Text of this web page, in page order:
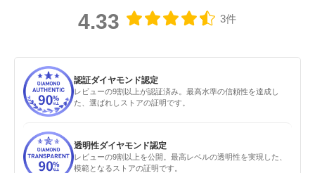
4.33 3件
認証ダイヤモンド認定
レビューの9割以上が認証済み。最高水準の信頼性を達成し
た、選ばれしストアの証明です。
透明性ダイヤモンド認定
レビューの9割以上を公開。最高レベルの透明性を実現した、
模範となるストアの証明です。